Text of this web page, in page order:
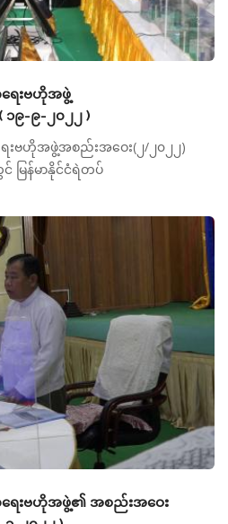
ရေးဗဟိုအဖွဲ့
၉-၉-၂၀၂၂ )
ေးဗဟိုအဖွဲ့အစည်းအဝေး(၂/၂၀၂၂)
မြန်မာနိုင်ငံရဲတပ်
ရေးဗဟိုအဖွဲ့၏ အစည်းအဝေး